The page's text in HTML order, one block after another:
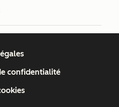
confidentialité